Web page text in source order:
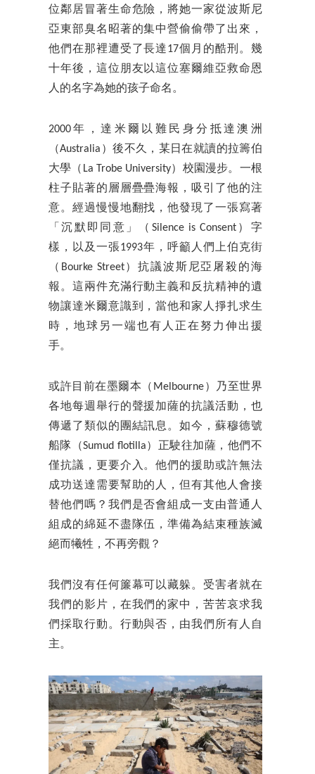
位鄰居冒著生命危險，將她一家從波斯尼
亞東部臭名昭著的集中營偷偷帶了出來，
他們在那裡遭受了長達17個月的酷刑。幾
十年後，這位朋友以這位塞爾維亞救命恩
人的名字為她的孩子命名。
2000年，達米爾以難民身分抵達澳洲
（Australia）後不久，某日在就讀的拉籌伯
大學（La Trobe University）校園漫步。一根
柱子貼著的層層疊疊海報，吸引了他的注
意。經過慢慢地翻找，他發現了一張寫著
「沉默即同意」（Silence is Consent）字
樣，以及一張1993年，呼籲人們上伯克街
（Bourke Street）抗議波斯尼亞屠殺的海
報。這兩件充滿行動主義和反抗精神的遺
物讓達米爾意識到，當他和家人掙扎求生
時，地球另一端也有人正在努力伸出援
手。
或許目前在墨爾本（Melbourne）乃至世界
各地每週舉行的聲援加薩的抗議活動，也
傳遞了類似的團結訊息。如今，蘇穆德號
船隊（Sumud flotilla）正駛往加薩，他們不
僅抗議，更要介入。他們的援助或許無法
成功送達需要幫助的人，但有其他人會接
替他們嗎？我們是否會組成一支由普通人
組成的綿延不盡隊伍，準備為結束種族滅
絕而犧牲，不再旁觀？
我們沒有任何簾幕可以藏躲。受害者就在
我們的影片，在我們的家中，苦苦哀求我
們採取行動。行動與否，由我們所有人自
主。